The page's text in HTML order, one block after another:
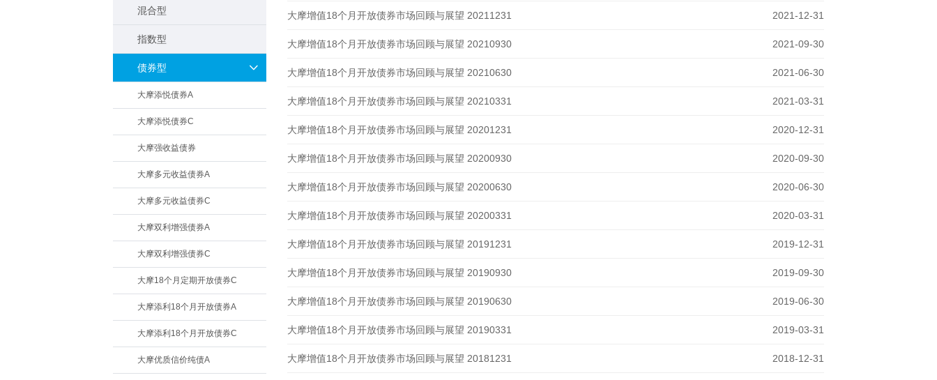
混合型
指数型
债券型
大摩添悦债券A
大摩添悦债券C
大摩强收益债券
大摩多元收益债券A
大摩多元收益债券C
大摩双利增强债券A
大摩双利增强债券C
大摩18个月定期开放债券C
大摩添利18个月开放债券A
大摩添利18个月开放债券C
大摩优质信价纯债A
大摩增值18个月开放债券市场回顾与展望 20211231 2021-12-31
大摩增值18个月开放债券市场回顾与展望 20210930 2021-09-30
大摩增值18个月开放债券市场回顾与展望 20210630 2021-06-30
大摩增值18个月开放债券市场回顾与展望 20210331 2021-03-31
大摩增值18个月开放债券市场回顾与展望 20201231 2020-12-31
大摩增值18个月开放债券市场回顾与展望 20200930 2020-09-30
大摩增值18个月开放债券市场回顾与展望 20200630 2020-06-30
大摩增值18个月开放债券市场回顾与展望 20200331 2020-03-31
大摩增值18个月开放债券市场回顾与展望 20191231 2019-12-31
大摩增值18个月开放债券市场回顾与展望 20190930 2019-09-30
大摩增值18个月开放债券市场回顾与展望 20190630 2019-06-30
大摩增值18个月开放债券市场回顾与展望 20190331 2019-03-31
大摩增值18个月开放债券市场回顾与展望 20181231 2018-12-31